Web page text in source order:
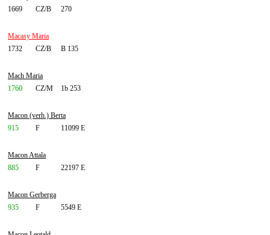
1669
CZ/B 270
Macasy Maria
1732
CZ/B B 135
Mach Maria
1760
CZ/M 1b 253
Macon (verh.) Berta
915
F 11099 E
Macon Attala
885
F 22197 E
Macon Gerberga
935
F 5549 E